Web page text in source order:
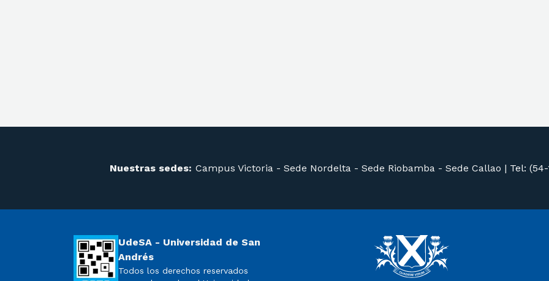
Nuestras sedes: Campus Victoria - Sede Nordelta - Sede Riobamba - Sede Callao | Tel:
UdeSA - Universidad de San
Andrés
Todos los derechos reservados